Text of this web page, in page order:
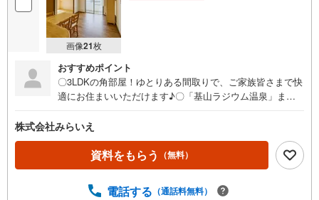
画像21枚
おすすめポイント
〇3LDKの角部屋！ゆとりある間取りで、ご家族皆さまで快
適にお住まいいただけます♪〇「基山ラジウム温泉」まで
山駅まで徒歩約8分（約750m）で通勤・通学も快適♪〇閑
静な住宅街で落ち着いた住環境♪
株式会社みらいえ
資料をもらう （無料）
電話する （通話料無料）